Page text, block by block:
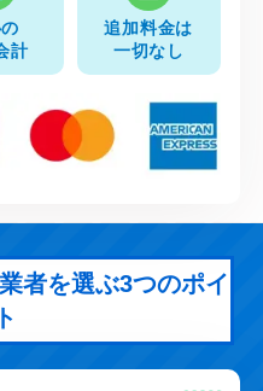
計
追加料金は
一切なし
者を選ぶ3つのポイ